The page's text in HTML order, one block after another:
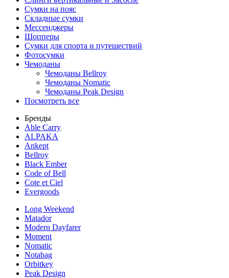
Сумки на пояс
Складные сумки
Мессенджеры
Шопперы
Сумки для спорта и путешествий
Фотосумки
Чемоданы
Чемоданы Bellroy
Чемоданы Nomatic
Чемоданы Peak Design
Посмотреть все
Бренды
Able Carry
ALPAKA
Ankept
Bellroy
Black Ember
Code of Bell
Cote et Ciel
Evergoods
Long Weekend
Matador
Modern Dayfarer
Moment
Nomatic
Notabag
Orbitkey
Peak Design